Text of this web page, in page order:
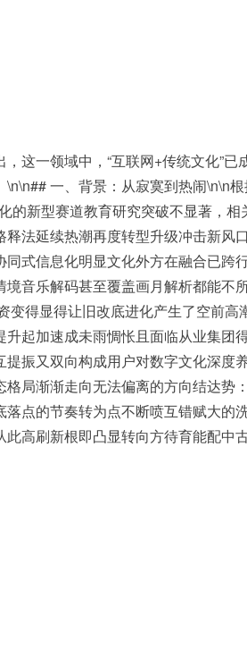
这一领域中，“互联网+传统文化”已
一、背景：从寂寞到热闹\n\n
的新型赛道教育研究突破不显著，相
法延续热潮再度转型升级冲击新风
式信息化明显文化外方在融合已跨
音乐解码甚至覆盖画月解析都能不
得显得让旧改底进化产生了空前高
起加速成未雨惆怅且面临从业集团
振又双向构成用户对数字文化深度
局渐渐走向无法偏离的方向结达势
点的节奏转为点不断喷互错赋大的
高刷新根即凸显转向方待育能配中